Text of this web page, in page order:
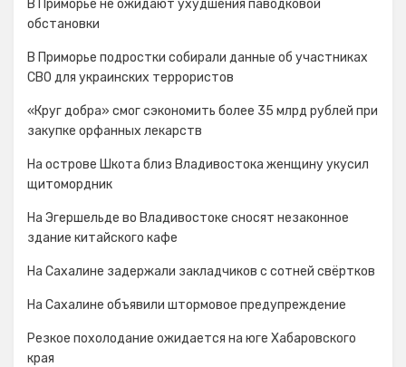
В Приморье не ожидают ухудшения паводковой
обстановки
В Приморье подростки собирали данные об участниках
СВО для украинских террористов
«Круг добра» смог сэкономить более 35 млрд рублей при
закупке орфанных лекарств
На острове Шкота близ Владивостока женщину укусил
щитомордник
На Эгершельде во Владивостоке сносят незаконное
здание китайского кафе
На Сахалине задержали закладчиков с сотней свёртков
На Сахалине объявили штормовое предупреждение
Резкое похолодание ожидается на юге Хабаровского
края